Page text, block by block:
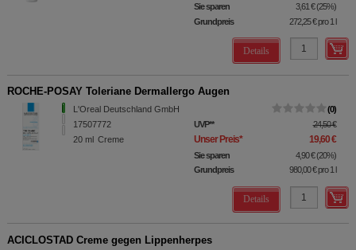
Sie sparen 3,61 € (25%)
Grundpreis
272,25 €pro 1 l
Details
ROCHE-POSAY Toleriane Dermallergo Augen
L'Oreal Deutschland GmbH
17507772
20 ml Creme
0
UVP** 24,50 €
Unser Preis* 19,60 €
Sie sparen 4,90 € (20%)
Grundpreis
980,00 €pro 1 l
Details
ACICLOSTAD Creme gegen Lippenherpes